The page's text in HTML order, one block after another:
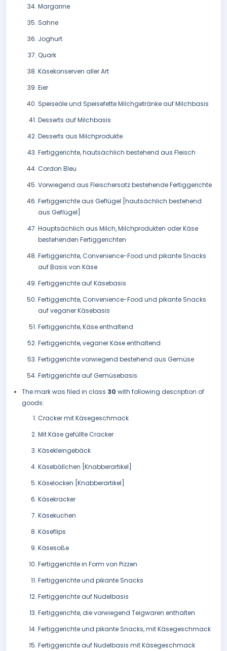
Margarine
Sahne
Joghurt
Quark
Käsekonserven aller Art
Eier
Speiseöle und Speisefette Milchgetränke auf Milchbasis
Desserts auf Milchbasis
Desserts aus Milchprodukte
Fertiggerichte, hautsächlich bestehend aus Fleisch
Cordon Bleu
Vorwiegend aus Fleischersatz bestehende Fertiggerichte
Fertiggerichte aus Geflügel [hautsächlich bestehend
aus Geflügel]
Hauptsächlich aus Milch, Milchprodukten oder Käse
bestehenden Fertiggerichten
Fertiggerichte, Convenience-Food und pikante Snacks
auf Basis von Käse
Fertiggerichte auf Käsebasis
Fertiggerichte, Convenience-Food und pikante Snacks
auf veganer Käsebasis
Fertiggerichte, Käse enthaltend
Fertiggerichte, veganer Käse enthaltend
Fertiggerichte vorwiegend bestehend aus Gemüse
Fertiggerichte auf Gemüsebasis.
The mark was filed in class 30 with following description of
goods:
Cracker mit Käsegeschmack
Mit Käse gefüllte Cracker
Käsekleingebäck
Käsebällchen [Knabberartikel]
Käselocken [Knabberartikel]
Käsekracker
Käsekuchen
Käseflips
Käsesoße
Fertiggerichte in Form von Pizzen
Fertiggerichte und pikante Snacks
Fertiggerichte auf Nudelbasis
Fertiggerichte, die vorwiegend Teigwaren enthalten
Fertiggerichte und pikante Snacks, mit Käsegeschmack
Fertiggerichte auf Nudelbasis mit Käsegeschmack